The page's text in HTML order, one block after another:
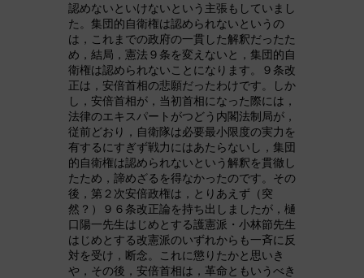
認めないといけないという主張もしていまし
た。集団的自衛権は認められないというの
は，これまでの政府の一貫した解釈だったた
め，結局，憲法９条を変えないと，集団的自
衛権は認められないことになります。９条改
正は，安倍首相の悲願だったわけです。しか
し，安倍首相が，当初首相になった際には，
法律のエキスパートがつどう内閣法制局が，
従前どおり，自衛隊は必要最小限度の実力を
有するにすぎず戦力にはあたらないし，集団
的自衛権は認められないという解釈を貫徹し
たため，諦めざるを得なかったのです。その
後，第２次安倍政権は，とりあえず（突
然？）９６条改正論を持ち出しましたが，樋
口陽一先生はじめとする護憲派・小林節先生
はじめとする改憲派のいずれからも一斉に反
対を受け，断念。これに懲りたかと思いき
や，その後，安倍首相は，革命ともいうべき